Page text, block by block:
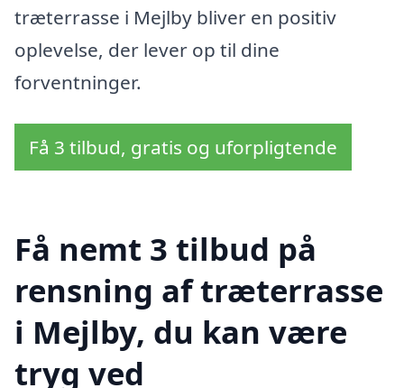
træterrasse i Mejlby bliver en positiv
oplevelse, der lever op til dine
forventninger.
Få 3 tilbud, gratis og uforpligtende
Få nemt 3 tilbud på
rensning af træterrasse
i Mejlby, du kan være
tryg ved